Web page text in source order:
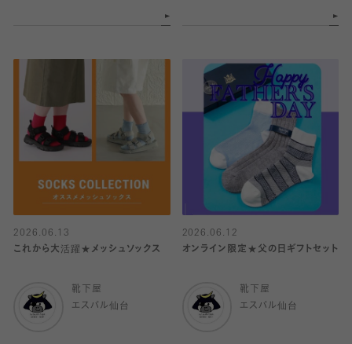
2026.06.13
これから大活躍★メッシュソックス
靴下屋
エスパル仙台
2026.06.12
オンライン限定★父の日ギフトセット
靴下屋
エスパル仙台